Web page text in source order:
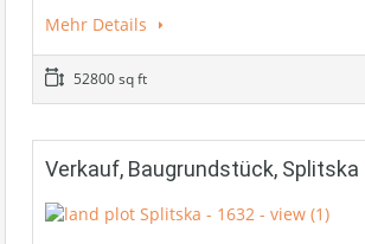
Mehr Details
52800 sq ft
Verkauf, Baugrundstück, Splitska